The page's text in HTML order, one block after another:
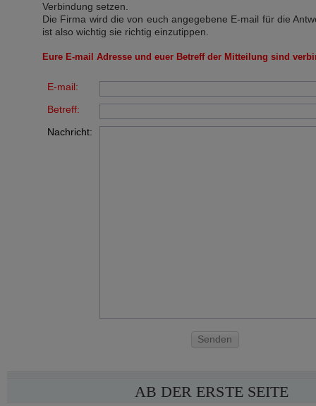
Verbindung setzen.
Die Firma wird die von euch angegebene E-mail für die
ist also wichtig sie richtig einzutippen.
Eure E-mail Adresse und euer Betreff der Mitteilung sind
E-mail:
Betreff:
Nachricht:
Senden
AB DER ERSTE SEITE